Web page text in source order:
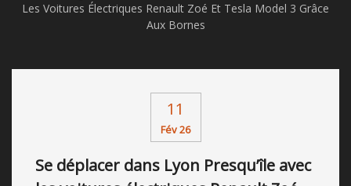
Les Voitures Électriques Renault Zoé Et Tesla Model 3 Grâce
Aux Bornes
11
Fév 26
Se déplacer dans Lyon Presqu’île avec